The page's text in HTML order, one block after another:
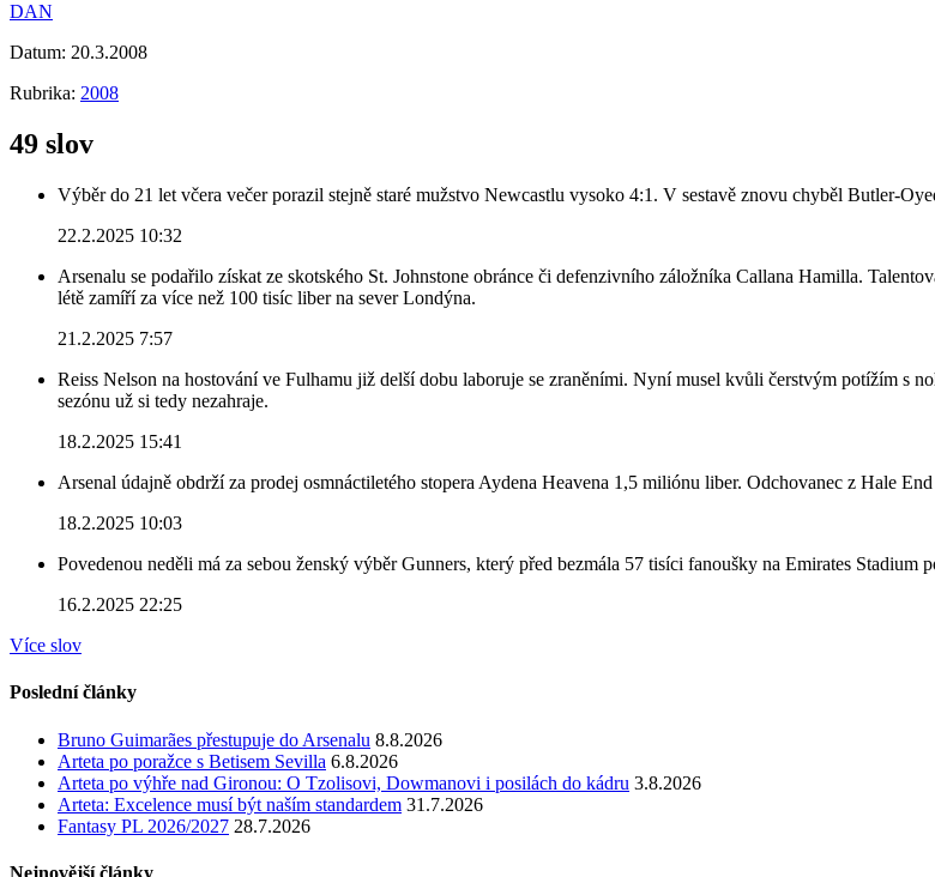
DAN
Datum: 20.3.2008
Rubrika: 2008
49 slov
Výběr do 21 let včera večer porazil stejně staré mužstvo Newcastlu vysoko 4:1. V sestavě znovu chyběl Butler-
22.2.2025 10:32
Arsenalu se podařilo získat ze skotského St. Johnstone obránce či defenzivního záložníka Callana Hamilla.
létě zamíří za více než 100 tisíc liber na sever Londýna.
21.2.2025 7:57
Reiss Nelson na hostování ve Fulhamu již delší dobu laboruje se zraněními. Nyní musel kvůli čerstvým potížím s
sezónu už si tedy nezahraje.
18.2.2025 15:41
Arsenal údajně obdrží za prodej osmnáctiletého stopera Aydena Heavena 1,5 miliónu liber. Odchovanec z Hale
18.2.2025 10:03
Povedenou neděli má za sebou ženský výběr Gunners, který před bezmála 57 tisíci fanoušky na Emirates
16.2.2025 22:25
Více slov
Poslední články
Bruno Guimarães přestupuje do Arsenalu 8.8.2026
Arteta po poražce s Betisem Sevilla 6.8.2026
Arteta po výhře nad Gironou: O Tzolisovi, Dowmanovi i posilách do kádru 3.8.2026
Arteta: Excelence musí být naším standardem 31.7.2026
Fantasy PL 2026/2027 28.7.2026
Nejnovější články